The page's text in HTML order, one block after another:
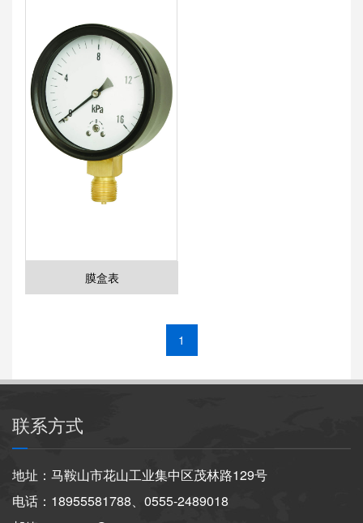
膜盒表
1
联系方式
地址：马鞍山市花山工业集中区茂林路129号
电话：18955581788、0555-2489018